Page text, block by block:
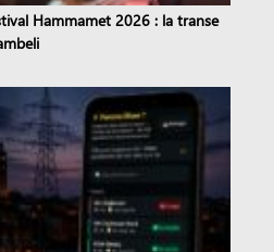
Hammamet 2026 : la transe